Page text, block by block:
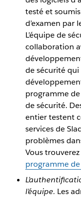
testé et
d’examen par
L’équipe de
collaboration
de sécurité
programme
de sécurité.
entier testent
services de
problèmes
Vous
programme
l’équipe. Les